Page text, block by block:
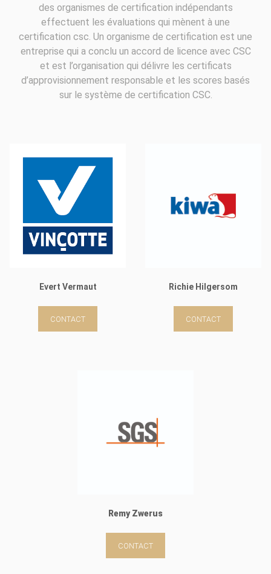
des organismes de certification indépendants
effectuent les évaluations qui mènent à une
certification csc. Un organisme de certification est une
entreprise qui a conclu un accord de licence avec CSC
et est l’organisation qui délivre les certificats
d’approvisionnement responsable et les scores basés
sur le système de certification CSC.
Evert Vermaut
CONTACT
Richie Hilgersom
CONTACT
Remy Zwerus
CONTACT